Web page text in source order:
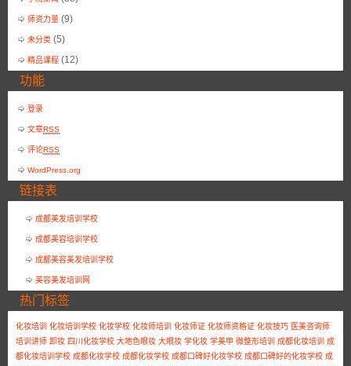
师资力量 (9)
未分类 (5)
精品课程 (12)
功能
登录
文章RSS
评论RSS
WordPress.org
链接表
成都美发培训学校
成都美容培训学校
成都美容美发培训学校
美容美发培训网
热门标签
化妆培训 化妆培训学校 化妆学校 化妆师培训 化妆师证 化妆师资格证 化妆技巧 医美咨询师
培训讲师 卸妆 四川化妆学校 大地色眼妆 大眼妆 学化妆 学美甲 微整形培训 成都化妆培训
成
都化妆培训学校 成都化妆学校 成都化妆学校 成都口碑好化妆学校 成都口碑好的化妆学校 成